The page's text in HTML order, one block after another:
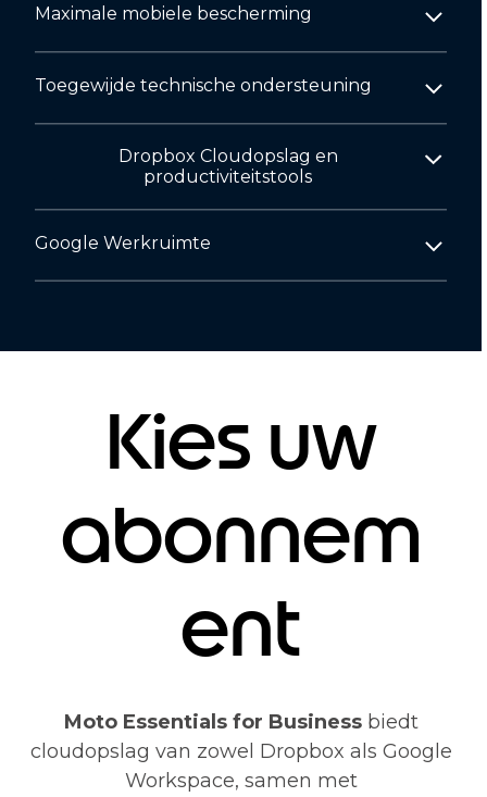
Maximale mobiele bescherming
Toegewijde technische ondersteuning
Dropbox Cloudopslag en
productiviteitstools
Google Werkruimte
Kies uw
abonnem
ent
Moto Essentials for Businessbiedt
cloudopslag van zowel Dropbox als Google
Workspace, samen met